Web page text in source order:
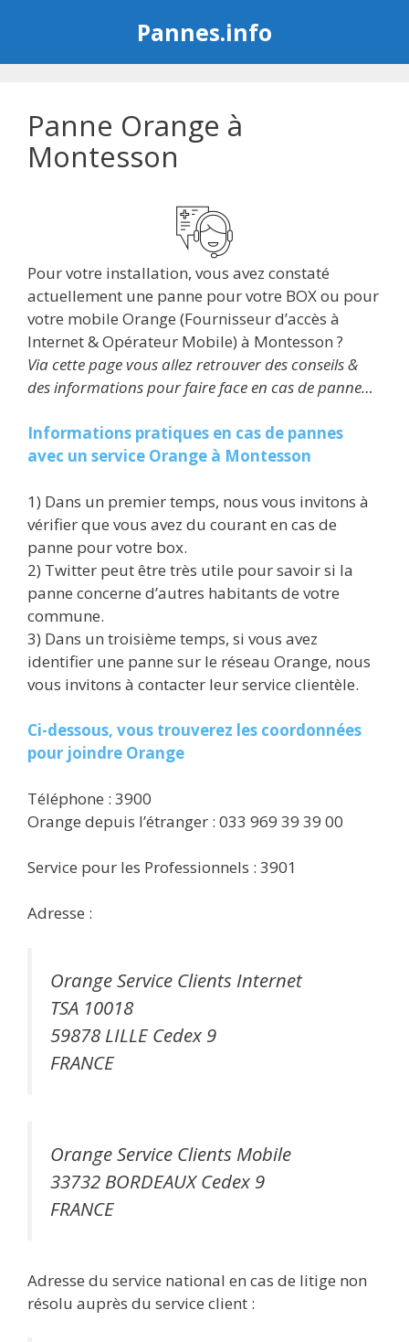
Pannes.info
Panne Orange à
Montesson
Pour votre installation, vous avez constaté
actuellement une panne pour votre BOX ou pour
votre mobile Orange (Fournisseur d’accès à
Internet & Opérateur Mobile) à Montesson ?
Via cette page vous allez retrouver des conseils &
des informations pour faire face en cas de panne…
Informations pratiques en cas de pannes
avec un service Orange à Montesson
1) Dans un premier temps, nous vous invitons à
vérifier que vous avez du courant en cas de
panne pour votre box.
2) Twitter peut être très utile pour savoir si la
panne concerne d’autres habitants de votre
commune.
3) Dans un troisième temps, si vous avez
identifier une panne sur le réseau Orange, nous
vous invitons à contacter leur service clientèle.
Ci-dessous, vous trouverez les coordonnées
pour joindre Orange
Téléphone : 3900
Orange depuis l’étranger : 033 969 39 39 00
Service pour les Professionnels : 3901
Adresse :
Orange Service Clients Internet
TSA 10018
59878 LILLE Cedex 9
FRANCE
Orange Service Clients Mobile
33732 BORDEAUX Cedex 9
FRANCE
Adresse du service national en cas de litige non
résolu auprès du service client :